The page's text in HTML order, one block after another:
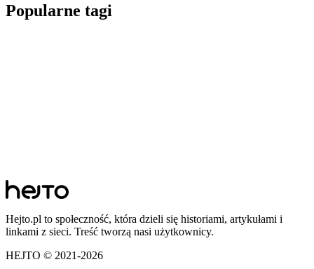
Popularne tagi
Hejto.pl to społeczność, która dzieli się historiami, artykułami i
linkami z sieci. Treść tworzą nasi użytkownicy.
HEJTO © 2021-2026